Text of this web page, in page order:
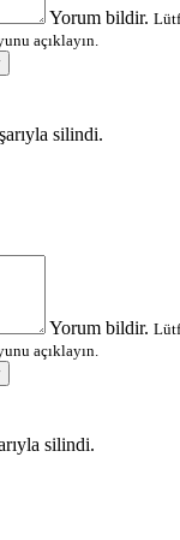
Yorum bildir.
açıklayın.
silindi.
Yorum bildir.
açıklayın.
silindi.